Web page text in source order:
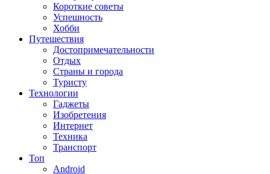
Короткие советы
Успешность
Хобби
Путешествия
Достопримечательности
Отдых
Страны и города
Туристу
Технологии
Гаджеты
Изобретения
Интернет
Техника
Транспорт
Топ
Android